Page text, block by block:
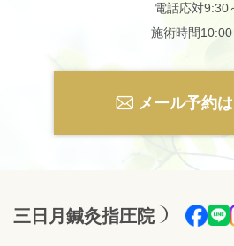
電話応対9:30
施術時間10:00
メール予約
三日月鍼灸指圧院